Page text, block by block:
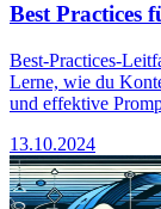
Best Practices
Best-Practices-
Lerne, wie du
und effektive
13.10.2024